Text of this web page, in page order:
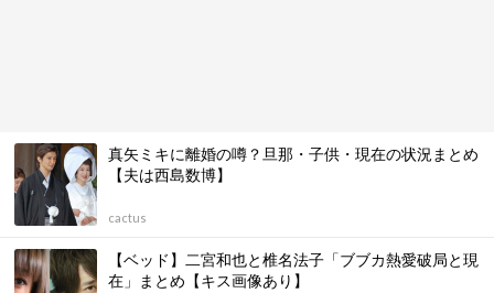
真矢ミキに離婚の噂？旦那・子供・現在の状況まとめ
【夫は西島数博】
cactus
【ベッド】二宮和也と椎名法子「ブブカ熱愛破局と現
在」まとめ【キス画像あり】